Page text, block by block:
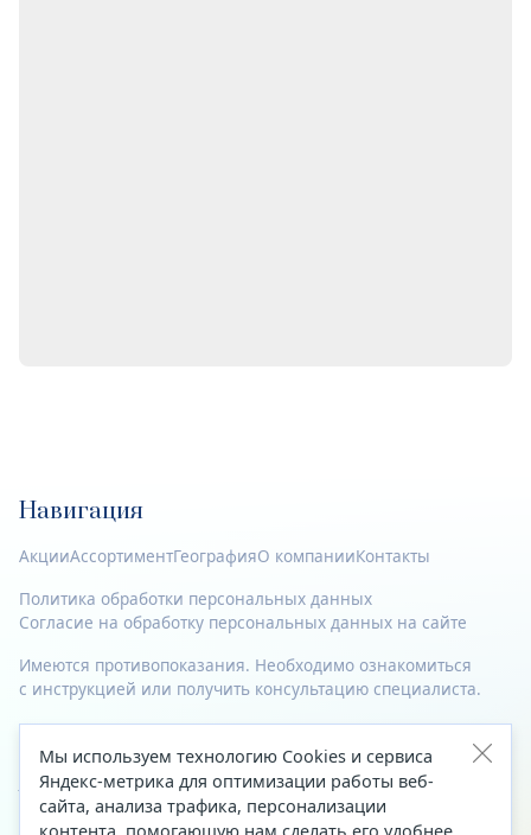
Навигация
АкцииАссортиментГеографияО компанииКонтакты
Политика обработки персональных данных
Согласие на обработку персональных данных на сайте
Имеются противопоказания. Необходимо ознакомиться
с инструкцией или получить консультацию специалиста.
© 2023—2026 Все права защищены.
Адрес
Архангельск, ул. Папанина, д. 19 (вход в здание со стороны
Мы используем технологию Cookies и сервиса
Яндекс-метрика для оптимизации работы веб-
сайта, анализа трафика, персонализации